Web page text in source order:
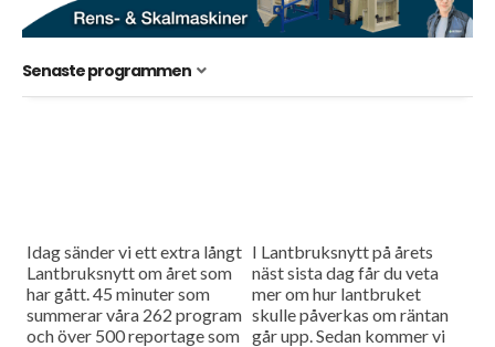
Senaste programmen
Idag sänder vi ett extra långt
Lantbruksnytt om året som
har gått. 45 minuter som
summerar våra 262 program
och över 500 reportage som
I Lantbruksnytt på årets
näst sista dag får du veta
mer om hur lantbruket
skulle påverkas om räntan
går upp. Sedan kommer vi